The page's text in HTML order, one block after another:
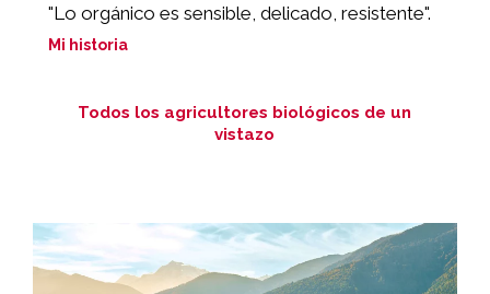
"Lo orgánico es sensible, delicado, resistente".
Mi historia
Todos los agricultores biológicos de un
vistazo